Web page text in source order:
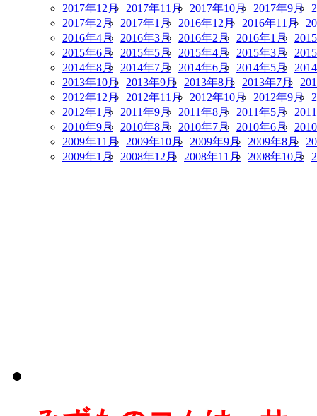
2017年12月
2017年11月 2017年10月 2017年9月
2017年2月
2017年1月 2016年12月 2016年11月
2016年4月
2016年3月 2016年2月 2016年1月
2015年6月
2015年5月 2015年4月 2015年3月
2014年8月
2014年7月 2014年6月 2014年5月
2013年10月
2013年9月 2013年8月 2013年7月
2012年12月
2012年11月 2012年10月 2012年9月
2012年1月
2011年9月 2011年8月 2011年5月
2010年9月
2010年8月 2010年7月 2010年6月
2009年11月
2009年10月 2009年9月 2009年8月
2009年1月
2008年12月 2008年11月 2008年10月